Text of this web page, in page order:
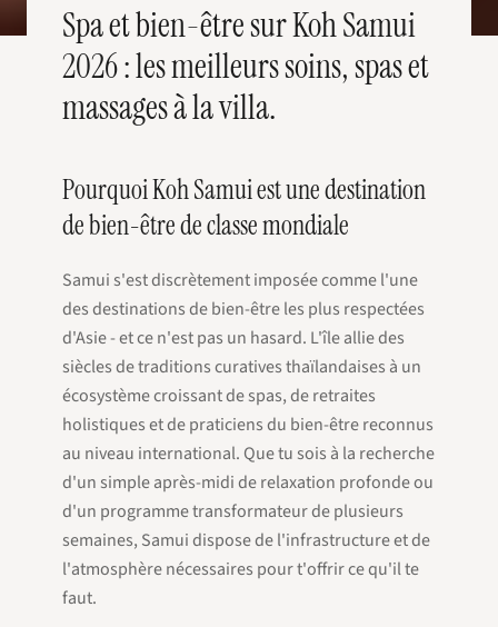
Spa et bien-être sur Koh Samui
2026 : les meilleurs soins, spas et
massages à la villa.
Pourquoi Koh Samui est une destination
de bien-être de classe mondiale
Samui s'est discrètement imposée comme l'une
des destinations de bien-être les plus respectées
d'Asie - et ce n'est pas un hasard. L'île allie des
siècles de traditions curatives thaïlandaises à un
écosystème croissant de spas, de retraites
holistiques et de praticiens du bien-être reconnus
au niveau international. Que tu sois à la recherche
d'un simple après-midi de relaxation profonde ou
d'un programme transformateur de plusieurs
semaines, Samui dispose de l'infrastructure et de
l'atmosphère nécessaires pour t'offrir ce qu'il te
faut.